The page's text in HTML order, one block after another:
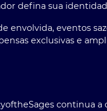
defina sua
envolvida, eventos
exclusivas e
continua a